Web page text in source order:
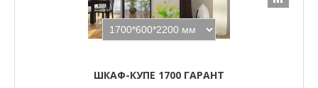
ШКАФ-КУПЕ 1700 ГАРАНТ